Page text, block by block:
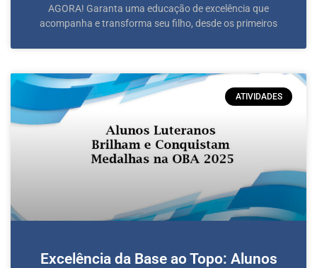
AGORA! Garanta uma educação de excelência que
acompanha e transforma seu filho, desde os primeiros
ATIVIDADES
Excelência da Base ao Topo: Alunos